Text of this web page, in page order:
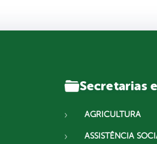
Secretarias
AGRICULTURA
ASSISTÊNCIA